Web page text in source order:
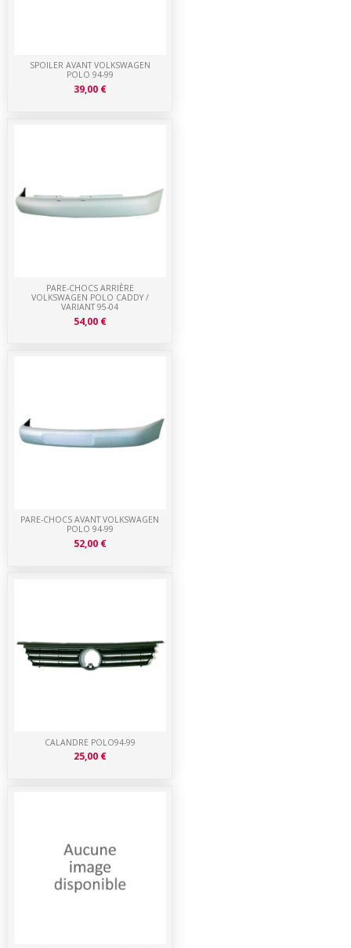
CALANDRE POLO94-99
25,00 €
PARE-CHOCS AVANT VOLKSWAGEN
POLO 94-99
52,00 €
PARE-CHOCS ARRIÈRE
VOLKSWAGEN POLO CADDY /
VARIANT 95-04
54,00 €
SPOILER AVANT VOLKSWAGEN
POLO 94-99
39,00 €